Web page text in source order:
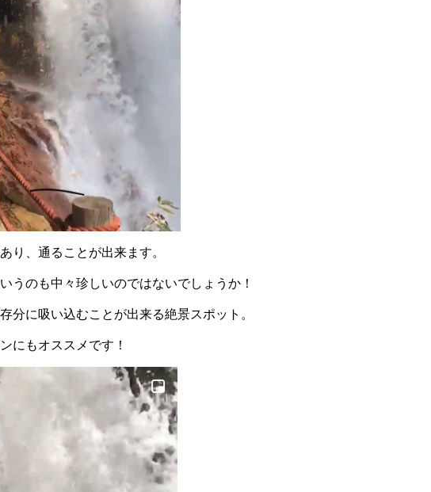
り、通ることが出来ます。
うのも中々珍しいのではないでしょうか！
分に吸い込むことが出来る絶景スポット。
にもオススメです！